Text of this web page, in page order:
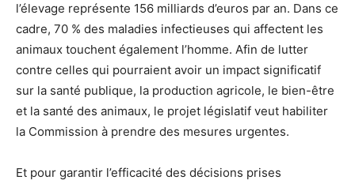
l’élevage représente 156 milliards d’euros par an. Dans ce
cadre, 70 % des maladies infectieuses qui affectent les
animaux touchent également l’homme. Afin de lutter
contre celles qui pourraient avoir un impact significatif
sur la santé publique, la production agricole, le bien-être
et la santé des animaux, le projet législatif veut habiliter
la Commission à prendre des mesures urgentes.
Et pour garantir l’efficacité des décisions prises